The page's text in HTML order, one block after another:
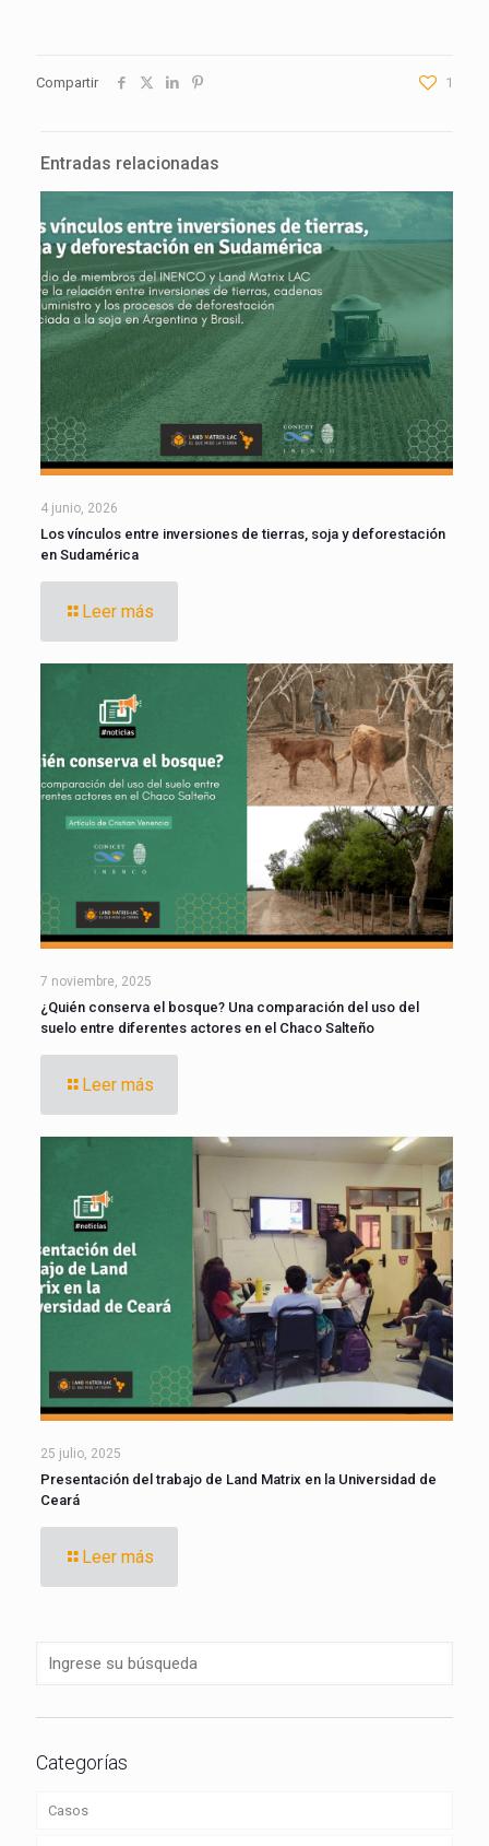
Compartir 1
Entradas relacionadas
4 junio, 2026
Los vínculos entre inversiones de tierras, soja y deforestación
en Sudamérica
Leer más
7 noviembre, 2025
¿Quién conserva el bosque? Una comparación del uso del
suelo entre diferentes actores en el Chaco Salteño
Leer más
25 julio, 2025
Presentación del trabajo de Land Matrix en la Universidad de
Ceará
Leer más
Categorías
Casos